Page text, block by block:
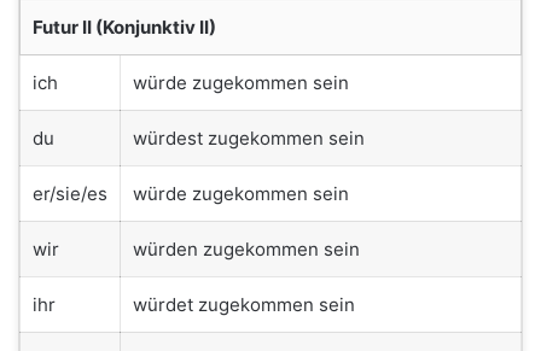
Futur II (Konjunktiv II)
ich würde zugekommen sein
du würdest zugekommen sein
er/sie/es würde zugekommen sein
wir würden zugekommen sein
ihr würdet zugekommen sein